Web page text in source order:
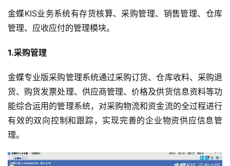
金蝶KIS业务系统有存货核算、采购管理、销售管理、仓库
管理、应收应付的管理模块。
1.采购管理
金蝶专业版采购管理系统通过采购订货、仓库收料、采购退
货、购货发票处理、供应商管理、价格及供货信息资料等功
能综合运用的管理系统，对采购物流和资金流的全过程进行
有效的双向控制和跟踪，实现完善的企业物资供应信息管
理。